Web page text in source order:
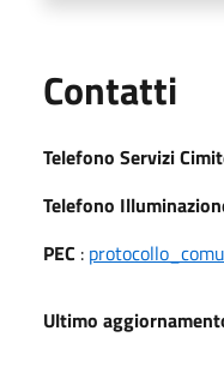
Contatti
Telefono Servizi
Telefono
PEC :
Ultimo